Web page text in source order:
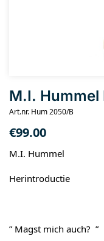
M.I.
Art.nr. Hum 2050/B
€99.00
M.I. Hummel
Herintroductie
” Magst mich auch? ”